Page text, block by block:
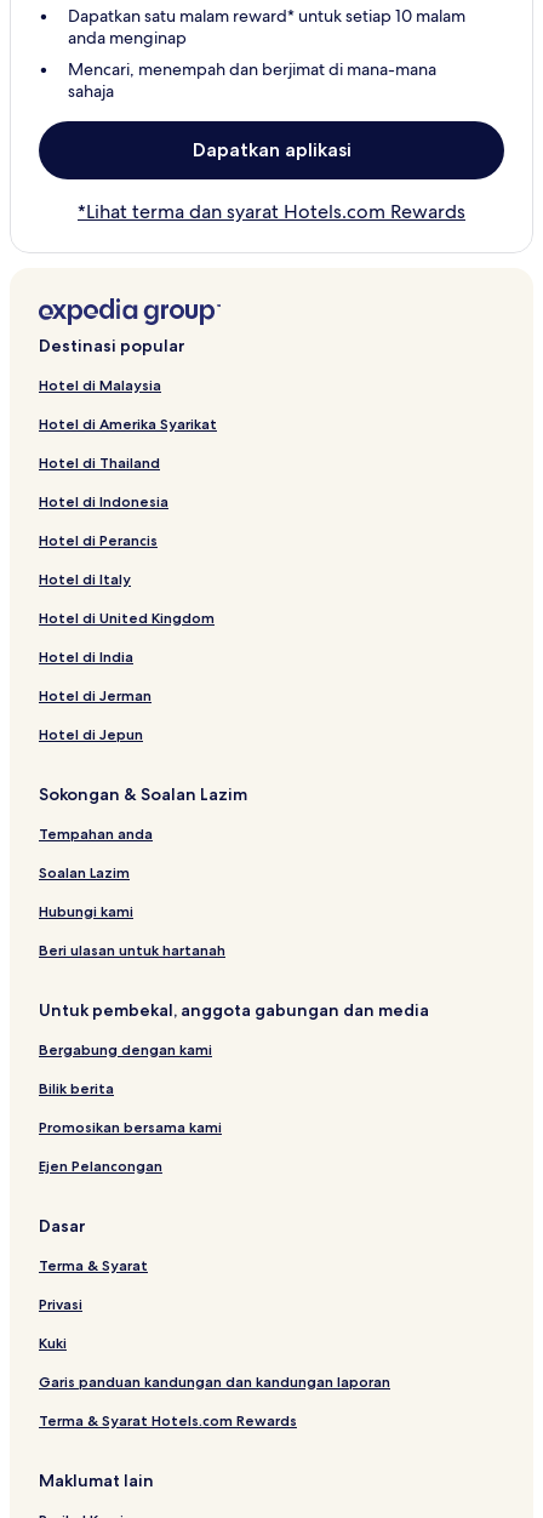
Dapatkan satu malam reward* untuk setiap 10 malam
anda menginap
Mencari, menempah dan berjimat di mana-mana
sahaja
Dapatkan aplikasi
*Lihat terma dan syarat Hotels.com Rewards
Destinasi popular
Hotel di Malaysia
Hotel di Amerika Syarikat
Hotel di Thailand
Hotel di Indonesia
Hotel di Perancis
Hotel di Italy
Hotel di United Kingdom
Hotel di India
Hotel di Jerman
Hotel di Jepun
Sokongan & Soalan Lazim
Tempahan anda
Soalan Lazim
Hubungi kami
Beri ulasan untuk hartanah
Untuk pembekal, anggota gabungan dan media
Bergabung dengan kami
Bilik berita
Promosikan bersama kami
Ejen Pelancongan
Dasar
Terma & Syarat
Privasi
Kuki
Garis panduan kandungan dan kandungan laporan
Terma & Syarat Hotels.com Rewards
Maklumat lain